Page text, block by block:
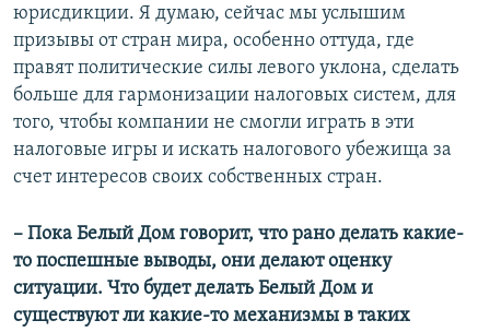
юрисдикции. Я думаю, сейчас мы услышим
призывы от стран мира, особенно оттуда, где
правят политические силы левого уклона, сделать
больше для гармонизации налоговых систем, для
того, чтобы компании не смогли играть в эти
налоговые игры и искать налогового убежища за
счет интересов своих собственных стран.
– Пока Белый Дом говорит, что рано делать какие-
то поспешные выводы, они делают оценку
ситуации. Что будет делать Белый Дом и
существуют ли какие-то механизмы в таких